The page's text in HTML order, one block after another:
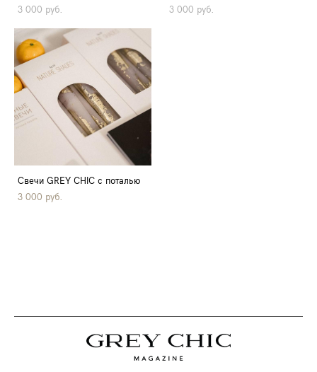
3 000 pуб.
3 000 pуб.
Свечи GREY CHIC c поталью
3 000 pуб.